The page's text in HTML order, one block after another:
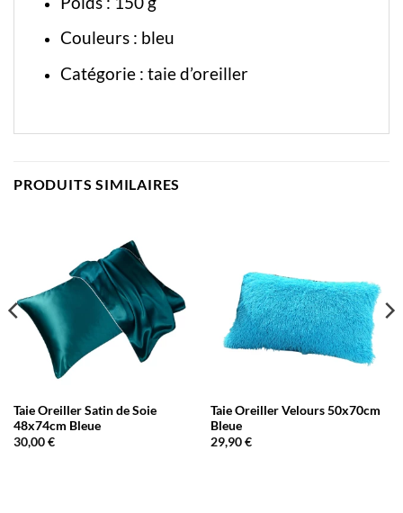
Couleurs : bleu
Catégorie : taie d’oreiller
PRODUITS SIMILAIRES
Taie Oreiller Satin de Soie
48x74cm Bleue
30,00€
Taie Oreiller Velours 50x70cm
Bleue
29,90€